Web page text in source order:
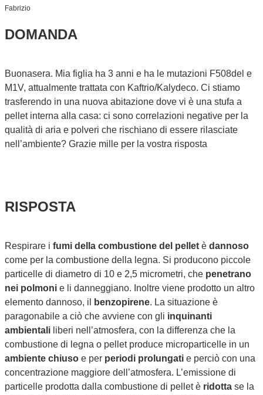
Fabrizio
DOMANDA
Buonasera. Mia figlia ha 3 anni e ha le mutazioni F508del e
M1V, attualmente trattata con Kaftrio/Kalydeco. Ci stiamo
trasferendo in una nuova abitazione dove vi è una stufa a
pellet interna alla casa: ci sono correlazioni negative per la
qualità di aria e polveri che rischiano di essere rilasciate
nell’ambiente? Grazie mille per la vostra risposta
RISPOSTA
Respirare i fumi della combustione del pellet è dannoso
come per la combustione della legna. Si producono piccole
particelle di diametro di 10 e 2,5 micrometri, che penetrano
nei polmoni e li danneggiano. Inoltre viene prodotto un altro
elemento dannoso, il
benzopirene. La situazione è
paragonabile a ciò che avviene con gli inquinanti
ambientali liberi nell’atmosfera, con la differenza che la
combustione di legna o pellet produce microparticelle in un
ambiente chiuso e per periodi prolungati e perciò con una
concentrazione maggiore dell’atmosfera. L’emissione di
particelle prodotta dalla combustione di pellet è ridotta se la